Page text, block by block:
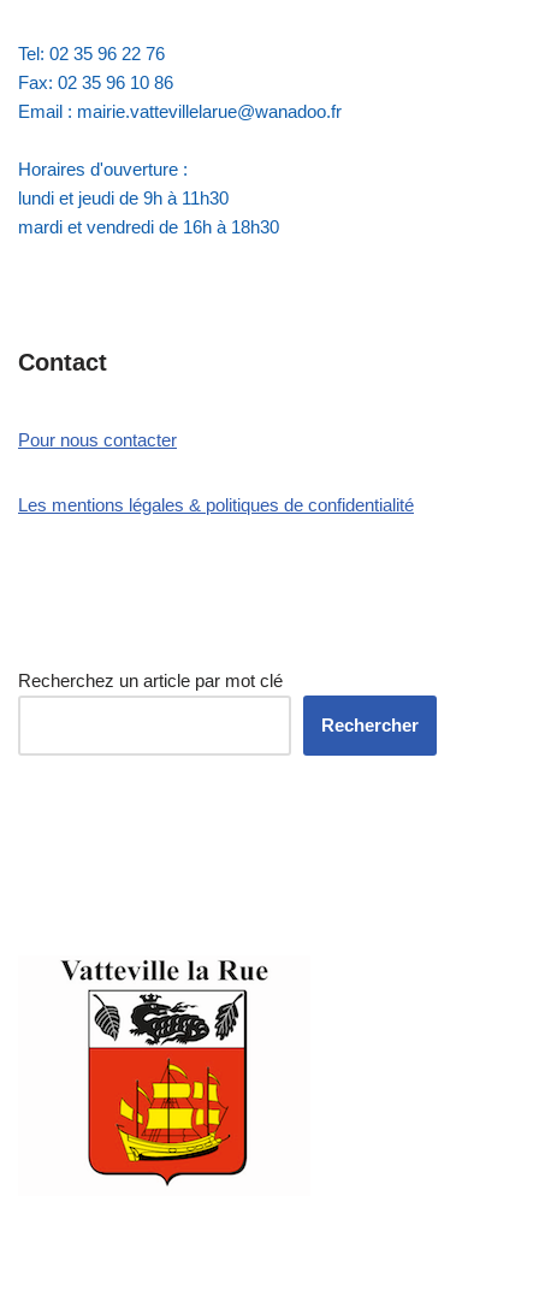
Tel: 02 35 96 22 76
Fax: 02 35 96 10 86
Email : mairie.vattevillelarue@wanadoo.fr
Horaires d'ouverture :
lundi et jeudi de 9h à 11h30
mardi et vendredi de 16h à 18h30
Contact
Pour nous contacter
Les mentions légales & politiques de confidentialité
Recherchez un article par mot clé
Rechercher